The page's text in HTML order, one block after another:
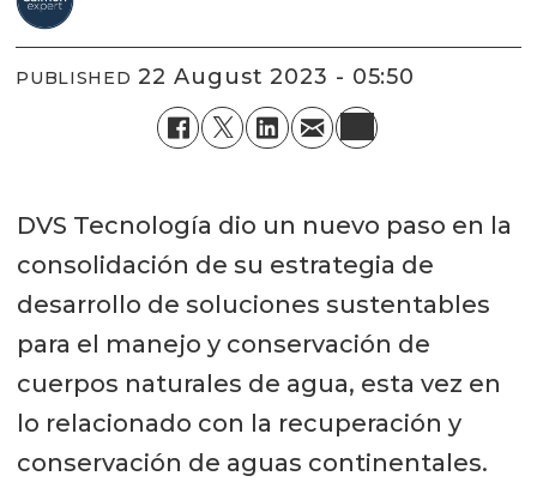
PUBLISHED 22 August 2023 - 05:50
DVS Tecnología dio un nuevo paso en la
consolidación de su estrategia de
desarrollo de soluciones sustentables
para el manejo y conservación de
cuerpos naturales de agua, esta vez en
lo relacionado con la recuperación y
conservación de aguas continentales.